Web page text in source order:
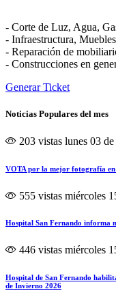
- Corte de Luz, Agua,
- Infraestructura, Muebles
- Reparación de
- Construcciones en
Generar Ticket
Noticias Populares del mes
203 vistas lunes 03
VOTA por la mejor fotografía
555 vistas miércoles
Hospital San Fernando informa
446 vistas miércoles
Hospital de San Fernando
de Invierno 2026